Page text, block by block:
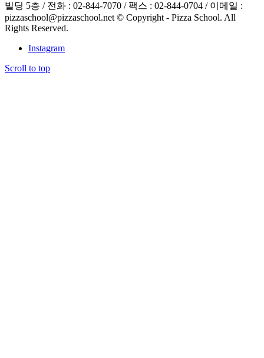
빌딩 5층 / 전화 : 02-844-7070 / 팩스 : 02-844-0704 / 이메일 :
pizzaschool@pizzaschool.net © Copyright - Pizza School. All
Rights Reserved.
Instagram
Scroll to top